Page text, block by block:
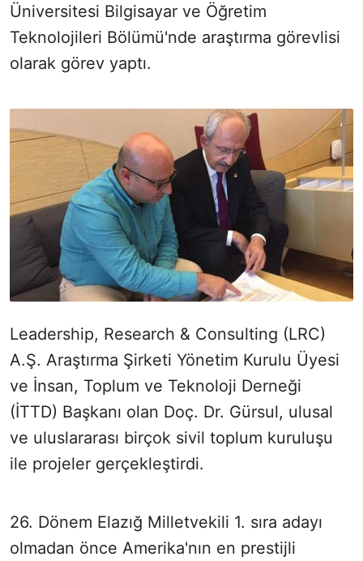
Üniversitesi Bilgisayar ve Öğretim
Teknolojileri Bölümü'nde araştırma görevlisi
olarak görev yaptı.
Leadership, Research & Consulting (LRC)
A.Ş. Araştırma Şirketi Yönetim Kurulu Üyesi
ve İnsan, Toplum ve Teknoloji Derneği
(İTTD) Başkanı olan Doç. Dr. Gürsul, ulusal
ve uluslararası birçok sivil toplum kuruluşu
ile projeler gerçekleştirdi.
26. Dönem Elazığ Milletvekili 1. sıra adayı
olmadan önce Amerika'nın en prestijli